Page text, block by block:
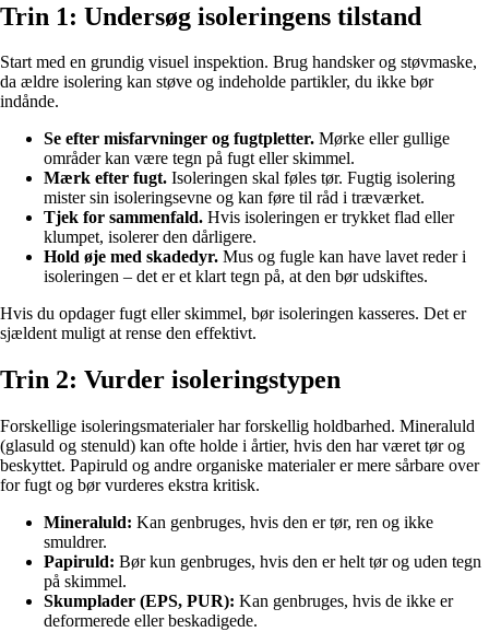
Trin 1: Undersøg isoleringens tilstand
Start med en grundig visuel inspektion. Brug handsker og støvmaske,
da ældre isolering kan støve og indeholde partikler, du ikke bør
indånde.
Se efter misfarvninger og fugtpletter. Mørke eller gullige
områder kan være tegn på fugt eller skimmel.
Mærk efter fugt. Isoleringen skal føles tør. Fugtig isolering
mister sin isoleringsevne og kan føre til råd i træværket.
Tjek for sammenfald. Hvis isoleringen er trykket flad eller
klumpet, isolerer den dårligere.
Hold øje med skadedyr. Mus og fugle kan have lavet reder i
isoleringen – det er et klart tegn på, at den bør udskiftes.
Hvis du opdager fugt eller skimmel, bør isoleringen kasseres. Det er
sjældent muligt at rense den effektivt.
Trin 2: Vurder isoleringstypen
Forskellige isoleringsmaterialer har forskellig holdbarhed. Mineraluld
(glasuld og stenuld) kan ofte holde i årtier, hvis den har været tør og
beskyttet. Papiruld og andre organiske materialer er mere sårbare over
for fugt og bør vurderes ekstra kritisk.
Mineraluld: Kan genbruges, hvis den er tør, ren og ikke
smuldrer.
Papiruld: Bør kun genbruges, hvis den er helt tør og uden tegn
på skimmel.
Skumplader (EPS, PUR): Kan genbruges, hvis de ikke er
deformerede eller beskadigede.